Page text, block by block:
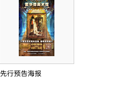
先行预告海报